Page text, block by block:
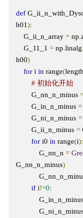
def
h01):
    G_ii_n_array
= np.
    G_11_1
= np.linalg.
h00)
for i in range(length
# 初始化开始
        G_nn_n_minus
        G_in_n_minus
=
        G_ni_n_minus
=
        G_ii_n_minus
=
for i0 in range(i):
            G_nn_n
=
G_nn_n_minus)
if i!=0: